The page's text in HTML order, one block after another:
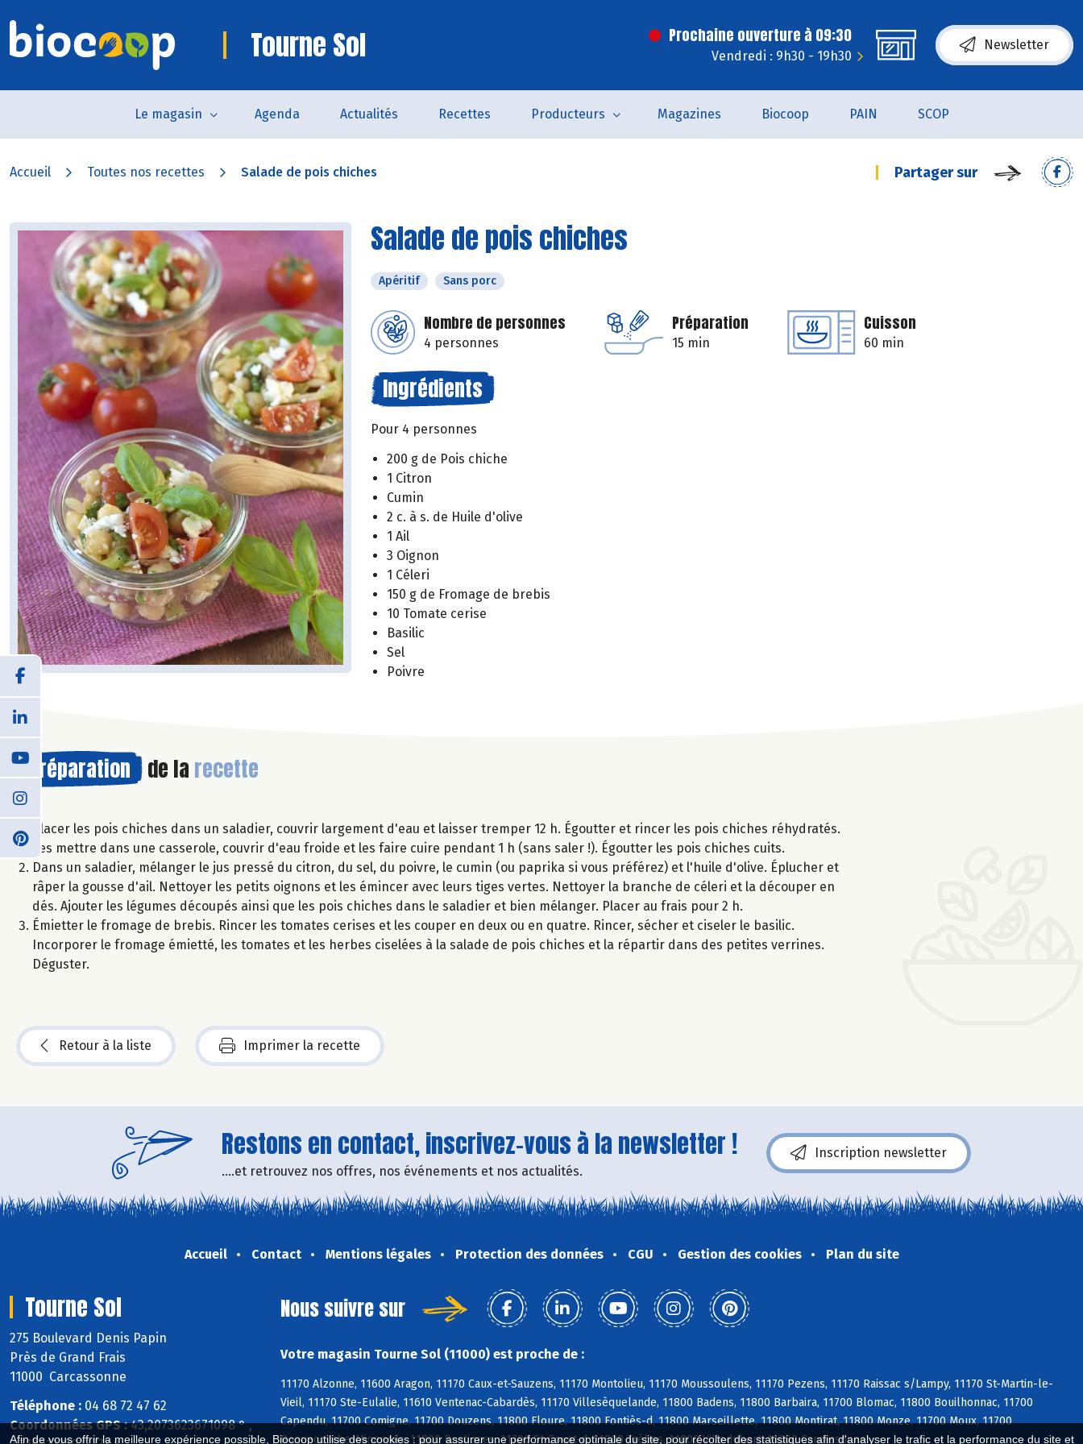
Afin de vous offrir la meilleure expérience possible, Biocoop utilise des cookies : pour assurer une performance optimale du site, pour récolter des statistiques afin d'analyser le trafic et la performance du site et
Tourne Sol Prochaine ouverture à 09:30
Vendredi : 9h30 - 19h30
Newsletter
Le magasin Agenda Actualités Recettes Producteurs Magazines Biocoop PAIN SCOP
Accueil Toutes nos recettes Salade de pois chiches Partager sur
Salade de pois chiches
Apéritif Sans porc
Nombre de personnes
4 personnes
Préparation
15 min
Cuisson
60 min
Ingrédients
Pour 4 personnes
200 g de Pois chiche
1 Citron
Cumin
2 c. à s. de Huile d'olive
1 Ail
3 Oignon
1 Céleri
150 g de Fromage de brebis
10 Tomate cerise
Basilic
Sel
Poivre
Préparation de la recette
Placer les pois chiches dans un saladier, couvrir largement d'eau et laisser tremper 12 h. Égoutter et rincer les pois chiches réhydratés.
Les mettre dans une casserole, couvrir d'eau froide et les faire cuire pendant 1 h (sans saler !). Égoutter les pois chiches cuits.
Dans un saladier, mélanger le jus pressé du citron, du sel, du poivre, le cumin (ou paprika si vous préférez) et l'huile d'olive. Éplucher et
râper la gousse d'ail. Nettoyer les petits oignons et les émincer avec leurs tiges vertes. Nettoyer la branche de céleri et la découper en
dés. Ajouter les légumes découpés ainsi que les pois chiches dans le saladier et bien mélanger. Placer au frais pour 2 h.
Émietter le fromage de brebis. Rincer les tomates cerises et les couper en deux ou en quatre. Rincer, sécher et ciseler le basilic.
Incorporer le fromage émietté, les tomates et les herbes ciselées à la salade de pois chiches et la répartir dans des petites verrines.
Déguster.
Retour à la liste Imprimer la recette
Restons en contact, inscrivez-vous à la newsletter !
....et retrouvez nos offres, nos événements et nos actualités.
Inscription newsletter
Accueil Contact Mentions légales Protection des données CGU Gestion des cookies Plan du site
Tourne Sol
275 Boulevard Denis Papin
Près de Grand Frais
11000 Carcassonne
Téléphone : 04 68 72 47 62
Coordonnées GPS :43,2073623671098 ° ,
Nous suivre sur
Votre magasin Tourne Sol (11000) est proche de :
11170 Alzonne, 11600 Aragon, 11170 Caux-et-Sauzens, 11170 Montolieu, 11170 Moussoulens, 11170 Pezens, 11170 Raissac s/Lampy, 11170 St-Martin-le-
Vieil, 11170 Ste-Eulalie, 11610 Ventenac-Cabardès, 11170 Villesèquelande, 11800 Badens, 11800 Barbaira, 11700 Blomac, 11800 Bouilhonnac, 11700
Capendu, 11700 Comigne, 11700 Douzens, 11800 Floure, 11800 Fontiès-d, 11800 Marseillette, 11800 Montirat, 11800 Monze, 11700 Moux, 11700
Roquecourbe-Minervois, 11800 Rustiques, 11700 St-Couat-d, 11800 Trèbes, 11800 Villedubert, 11000 Carcassonne